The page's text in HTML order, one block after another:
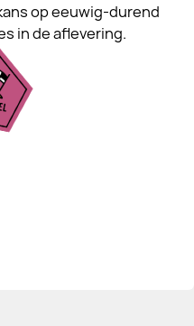
op eeuwig-durend
in de aflevering.